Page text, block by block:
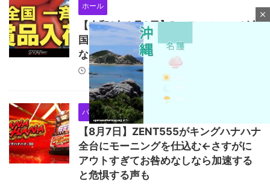
ホール
【令和8年8月8日】Dステーションが全
国一斉賞品入荷をする模様！全国的に
なにかが起こる？
2026/8/7
パチスロ機種 ホール
【8月7日】ZENT555がキングハナハナ
全台にモーニングを仕込む←さすがに
アウトすぎてお咎めなしなら加速する
と危惧する声も
close
M